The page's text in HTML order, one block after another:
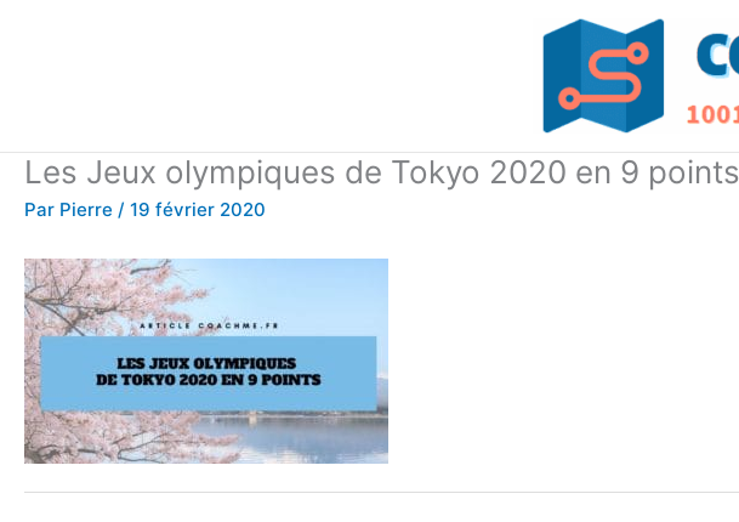
Les Jeux olympiques de Tokyo 2020 en 9 points
Par Pierre / 19 février 2020